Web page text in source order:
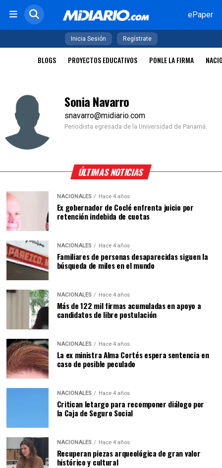
ePaper
Inicia Sesión Regístrate
BLOGS PROYECTOS EDUCATIVOS PONLE LA FIRMA
Sonia Navarro
snavarro@midiario.com
Periodista egresada de la Universidad de Panamá.
ÚLTIMAS NOTICIAS
NACIONALES Hace 4 años
Ex gobernador de Coclé enfrenta juicio por
retención indebida de cuotas
NACIONALES Hace 4 años
Familiares de personas desaparecidas siguen la
búsqueda de miles en el mundo
NACIONALES Hace 4 años
Más de 122 mil firmas acumuladas en apoyo a
candidatos de libre postulación
NACIONALES Hace 4 años
La ex ministra Alma Cortés espera sentencia en
caso de posible peculado
NACIONALES Hace 4 años
Critican letargo para recomponer diálogo por
la Caja de Seguro Social
NACIONALES Hace 4 años
Recuperan piezas arqueológica de gran valor
histórico y cultural